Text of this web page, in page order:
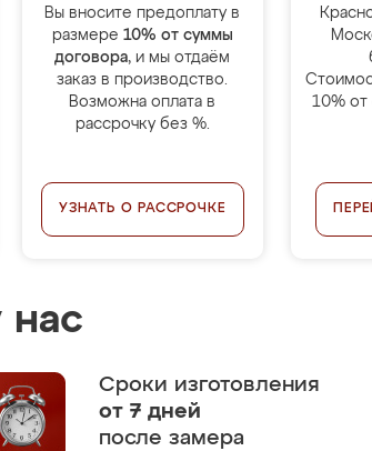
Вы вносите предоплату в
размере 10% от суммы
договора, и мы отдаём
заказ в производство.
Возможна оплата в
рассрочку без %.
УЗНАТЬ О РАССРОЧКЕ
10% от
нас
Сроки изготовления
от 7 дней
после замера